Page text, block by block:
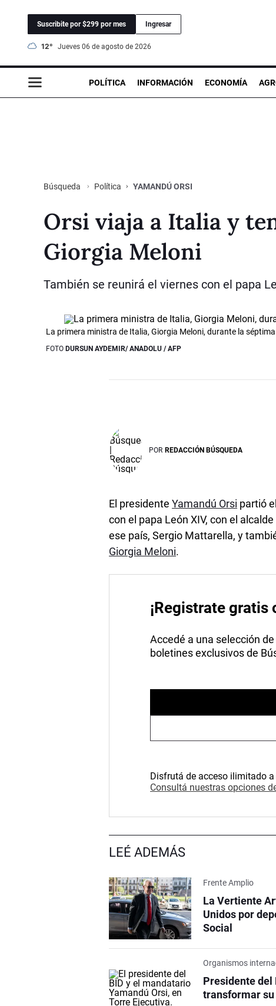
Suscribite por $299 por mes Ingresar
12° jueves 06 de agosto de 2026
POLÍTICA INFORMACIÓN ECONOMÍA
Búsqueda Política YAMANDÚ ORSI
Orsi viaja a Italia y
Giorgia Meloni
También se reunirá el viernes con el papa
La primera ministra de Italia, Giorgia Meloni, durante la
FOTO DURSUN AYDEMIR/ ANADOLU / AFP
POR REDACCIÓN BÚSQUEDA
El presidenteYamandú Orsi partió
con el papa León XIV, con el
ese país, Sergio Mattarella, y
Giorgia Meloni.
¡Registrate gratis
Accedé a una selección
boletines exclusivos de
Disfrutá de acceso ilimitado
Consultá nuestras opciones
LEÉ ADEMÁS
Frente Amplio
La Vertiente
Unidos por
Social
Organismos
Presidente del
transformar su